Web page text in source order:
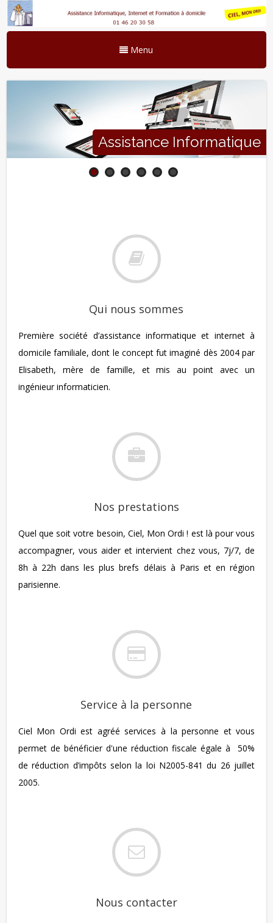
Menu
Assistance Informatique
Qui nous sommes
Première société d’assistance informatique et internet à
domicile familiale, dont le concept fut imaginé dès 2004 par
Elisabeth, mère de famille, et mis au point avec un
ingénieur informaticien.
Nos prestations
Quel que soit votre besoin, Ciel, Mon Ordi ! est là pour vous
accompagner, vous aider et intervient chez vous, 7j/7, de
8h à 22h dans les plus brefs délais à Paris et en région
parisienne.
Service à la personne
Ciel Mon Ordi est agréé services à la personne et vous
permet de bénéficier d'une réduction fiscale égale à 50%
de réduction d’impôts selon la loi N2005-841 du 26 juillet
2005.
Nous contacter